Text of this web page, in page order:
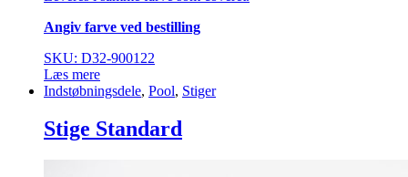
Angiv farve ved bestilling
SKU: D32-900122
Læs mere
Indstøbningsdele, Pool, Stiger
Stige Standard